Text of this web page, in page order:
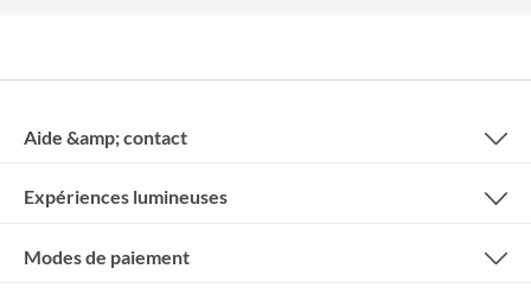
Aide &amp; contact
Expériences lumineuses
Modes de paiement